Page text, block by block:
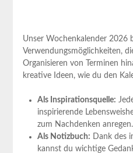
Unser Wochenkalender 2026
Verwendungsmöglichkeiten,
‍Organisieren von Terminen
kreative Ideen,‍ wie du den
Als Inspirationsquelle:
inspirierende
zum Nachdenken anregen.
Als ‌Notizbuch: Dank des
kannst du wichtige